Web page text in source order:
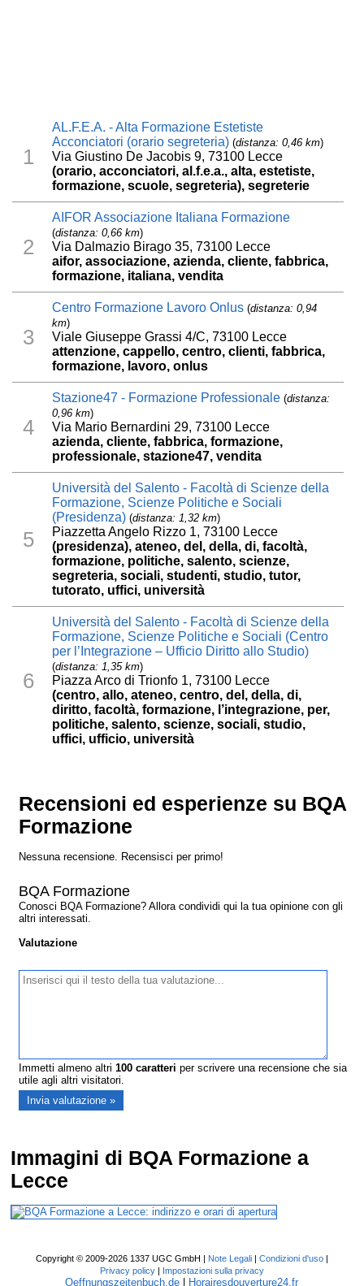
1
AL.F.E.A. - Alta Formazione Estetiste
Acconciatori (orario segreteria) (distanza: 0,46 km)
Via Giustino De Jacobis 9, 73100 Lecce
(orario, acconciatori, al.f.e.a., alta, estetiste,
formazione, scuole, segreteria), segreterie
2
AIFOR Associazione Italiana Formazione
(distanza: 0,66 km)
Via Dalmazio Birago 35, 73100 Lecce
aifor, associazione, azienda, cliente, fabbrica,
formazione, italiana, vendita
3
Centro Formazione Lavoro Onlus (distanza: 0,94
km)
Viale Giuseppe Grassi 4/C, 73100 Lecce
attenzione, cappello, centro, clienti, fabbrica,
formazione, lavoro, onlus
4
Stazione47 - Formazione Professionale (distanza:
0,96 km)
Via Mario Bernardini 29, 73100 Lecce
azienda, cliente, fabbrica, formazione,
professionale, stazione47, vendita
5
Università del Salento - Facoltà di Scienze della
Formazione, Scienze Politiche e Sociali
(Presidenza) (distanza: 1,32 km)
Piazzetta Angelo Rizzo 1, 73100 Lecce
(presidenza), ateneo, del, della, di, facoltà,
formazione, politiche, salento, scienze,
segreteria, sociali, studenti, studio, tutor,
tutorato, uffici, università
6
Università del Salento - Facoltà di Scienze della
Formazione, Scienze Politiche e Sociali (Centro
per l’Integrazione – Ufficio Diritto allo Studio)
(distanza: 1,35 km)
Piazza Arco di Trionfo 1, 73100 Lecce
(centro, allo, ateneo, centro, del, della, di,
diritto, facoltà, formazione, l’integrazione, per,
politiche, salento, scienze, sociali, studio,
uffici, ufficio, università
Recensioni ed esperienze su BQA
Formazione
Nessuna recensione. Recensisci per primo!
BQA Formazione
Conosci BQA Formazione? Allora condividi qui la tua opinione con gli
altri interessati.
Valutazione
Immetti almeno altri100 caratteri per scrivere una recensione che sia
utile agli altri visitatori.
Immagini di BQA Formazione a
Lecce
Copyright © 2009-2026 1337 UGC GmbH | Note Legali| Condizioni d'uso|
Privacy policy| Impostazioni sulla privacy
Oeffnungszeitenbuch.de Horairesdouverture24.fr